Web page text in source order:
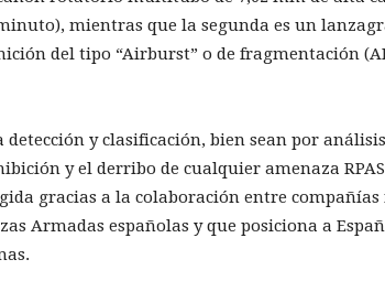
mientras que la segunda es un
del tipo “Airburst” o de fragmentación
detección y clasificación, bien sean por
y el derribo de cualquier amenaza
gracias a la colaboración entre compañías
Armadas españolas y que posiciona a